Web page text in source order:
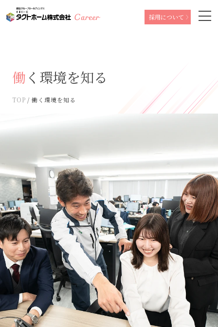
採用について
働く環境を知る
TOP 働く環境を知る